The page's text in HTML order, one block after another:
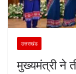
उत्तराखंड
मुख्यमंत्री ने